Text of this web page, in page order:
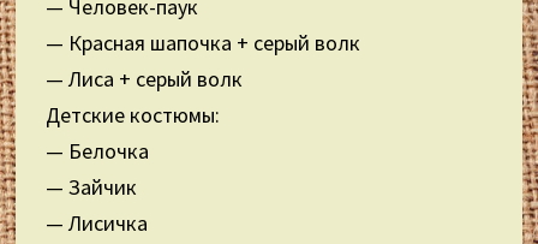
— Человек-паук
— Красная шапочка + серый волк
— Лиса + серый волк
Детские костюмы:
— Белочка
— Зайчик
— Лисичка